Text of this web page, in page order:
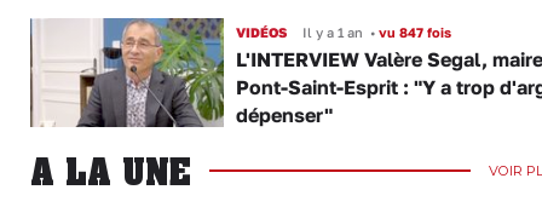
VIDÉOS Il y a 1 an •vu 847 fois
L'INTERVIEW Valère Segal,
Pont-Saint-Esprit : "Y a trop
dépenser"
A LA UNE VOIR